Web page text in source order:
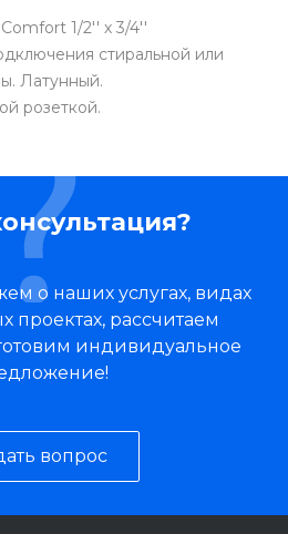
1/2'' х 3/4''
стиральной или
Латунный.
розеткой.
о наших услугах, видах
проектах, рассчитаем
индивидуальное
вопрос